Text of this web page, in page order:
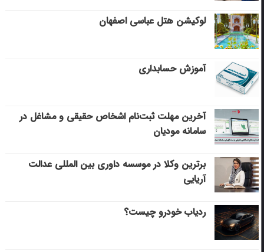
لوکیشن هتل عباسی اصفهان
آموزش حسابداری
آخرین مهلت ثبت‌نام اشخاص حقیقی و مشاغل در
سامانه مودیان
برترین وکلا در موسسه داوری بین المللی عدالت
آریایی
ردیاب خودرو چیست؟